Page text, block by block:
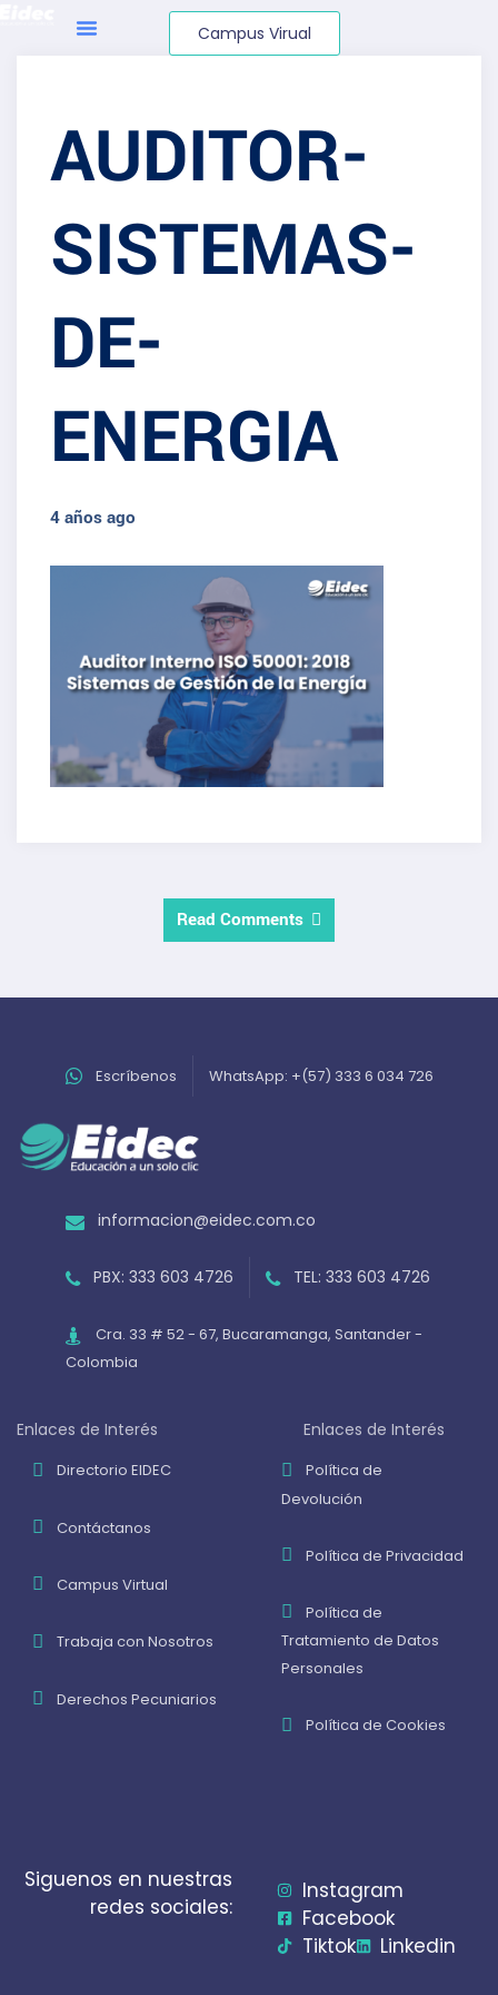
Campus Virual
AUDITOR-
SISTEMAS-
DE-
ENERGIA
4 años ago
Read Comments
Escríbenos WhatsApp: +(57) 333 6 034 726
informacion@eidec.com.co
PBX: 333 603 4726 TEL: 333 603 4726
Cra. 33 # 52 - 67, Bucaramanga, Santander -
Colombia
Enlaces de Interés
Directorio EIDEC
Contáctanos
Campus Virtual
Trabaja con Nosotros
Derechos Pecuniarios
Enlaces de Interés
Política de
Devolución
Política de Privacidad
Política de
Tratamiento de Datos
Personales
Política de Cookies
Siguenos en nuestras
redes sociales:
Instagram
Facebook
Tiktok
Linkedin